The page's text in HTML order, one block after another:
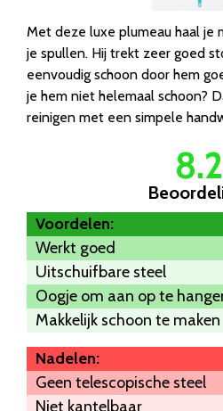
Met deze luxe plumeau haal je
je spullen. Hij trekt zeer goed
eenvoudig schoon door hem
je hem niet helemaal schoon?
reinigen met een simpele
8.2
Voordelen:
Werkt goed
Uitschuifbare steel
Oogje om aan op te
Makkelijk schoon te maken
Nadelen:
Geen telescopische steel
Niet kantelbaar